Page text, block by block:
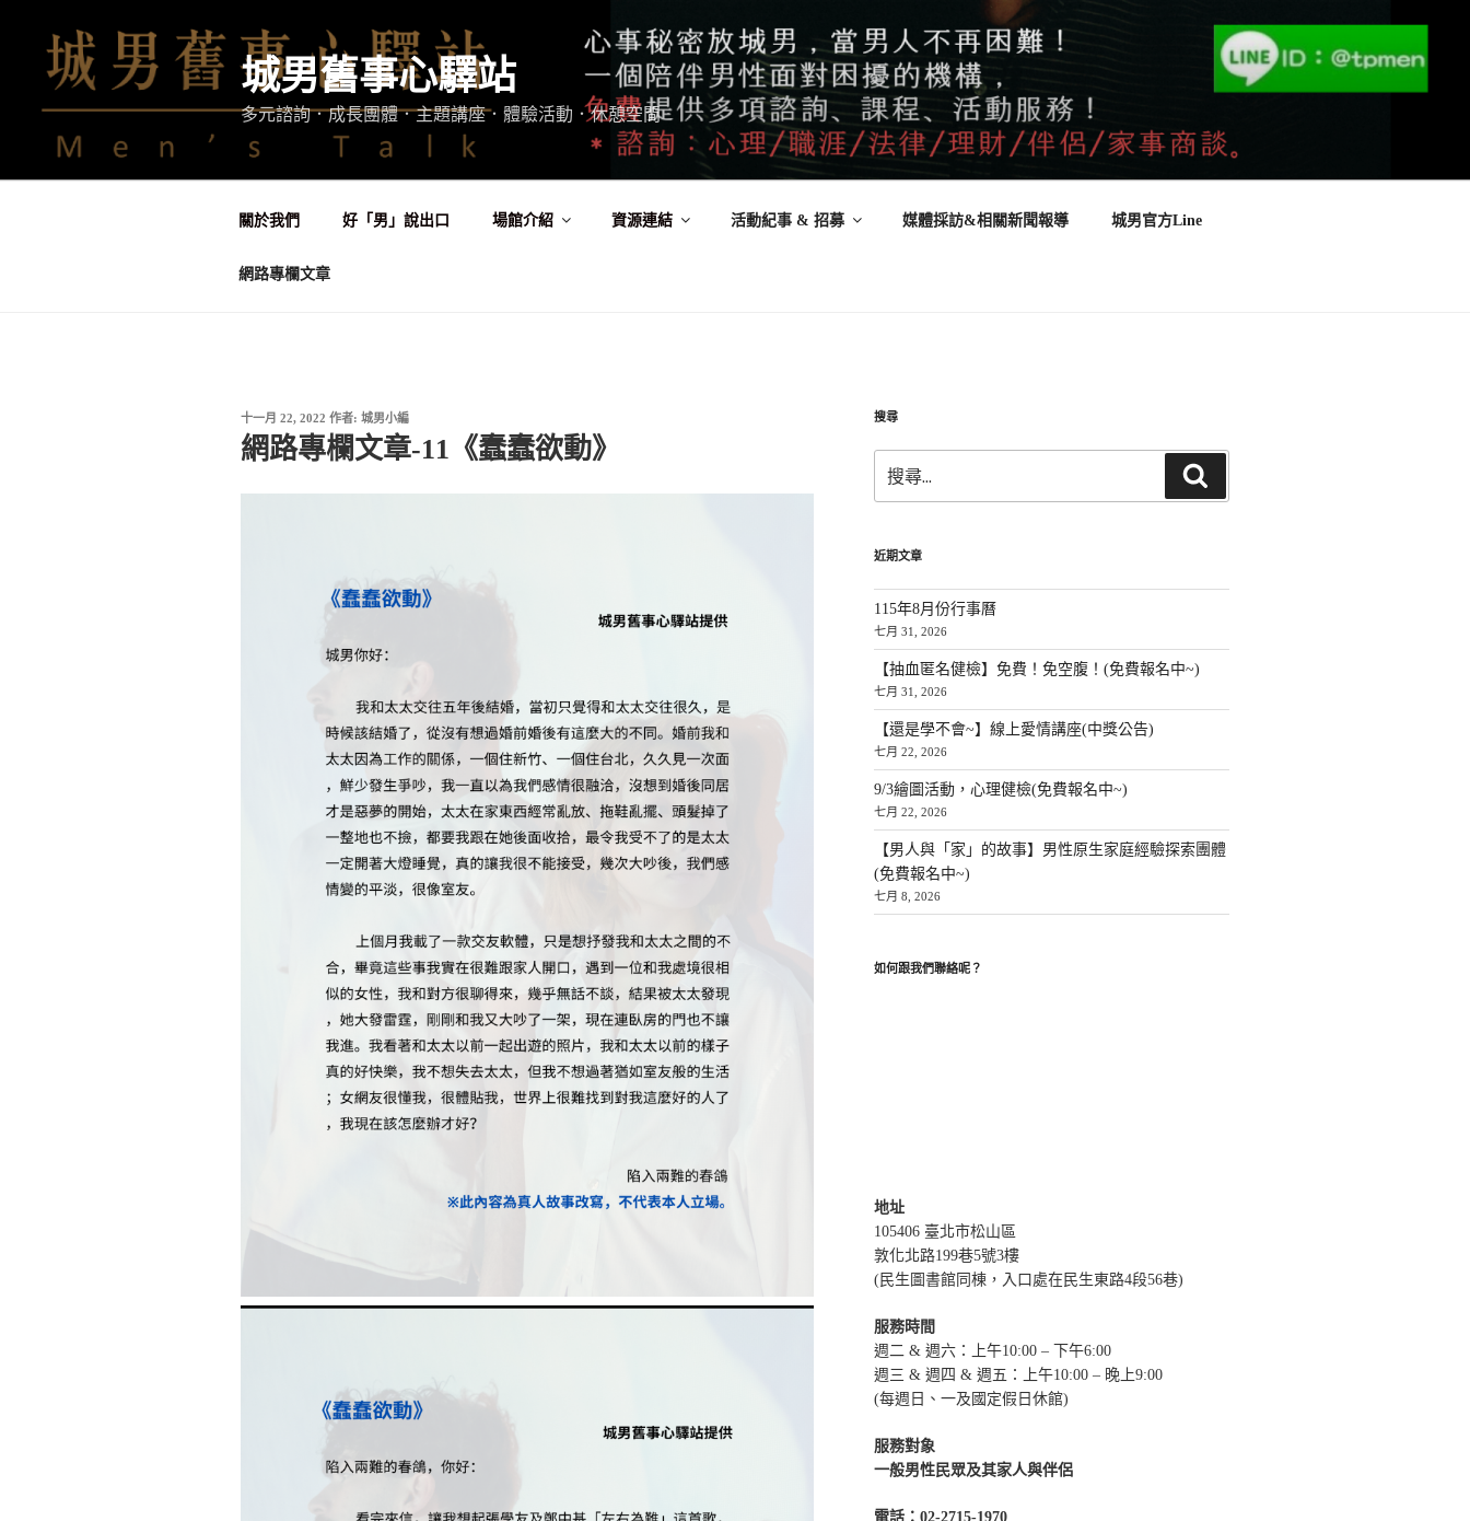
城男舊事心驛站
多元諮詢．成長團體．主題講座．體驗活動．休憩空間
關於我們 好「男」說出口 場館介紹 資源連結 活動紀事 & 招募 媒體採訪&相關新聞報導 城男官方Line
網路專欄文章
發
佈
於
十一月 22, 2022 作者: 城男小編
網路專欄文章-11《蠢蠢欲動》
搜尋
尋:
尋
近期文章
115年8月份行事曆
七月 31, 2026
【抽血匿名健檢】免費！免空腹！(免費報名中~)
七月 31, 2026
【還是學不會~】線上愛情講座(中獎公告)
七月 22, 2026
9/3繪圖活動，心理健檢(免費報名中~)
七月 22, 2026
【男人與「家」的故事】男性原生家庭經驗探索團體
(免費報名中~)
七月 8, 2026
如何跟我們聯絡呢？
地址
105406 臺北市松山區
敦化北路199巷5號3樓
(民生圖書館同棟，入口處在民生東路4段56巷)
服務時間
週二 & 週六：上午10:00 – 下午6:00
週三 & 週四 & 週五：上午10:00 – 晚上9:00
(每週日、一及國定假日休館)
服務對象
一般男性民眾及其家人與伴侶
電話：02-2715-1970